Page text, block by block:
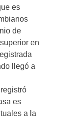
es
de
en
llegó a
es
a la